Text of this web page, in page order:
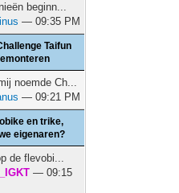
beginn...
— 09:35 PM
Taifun
noemde Ch...
— 09:21 PM
en trike,
eigenaren?
de flevobi...
— 09:15